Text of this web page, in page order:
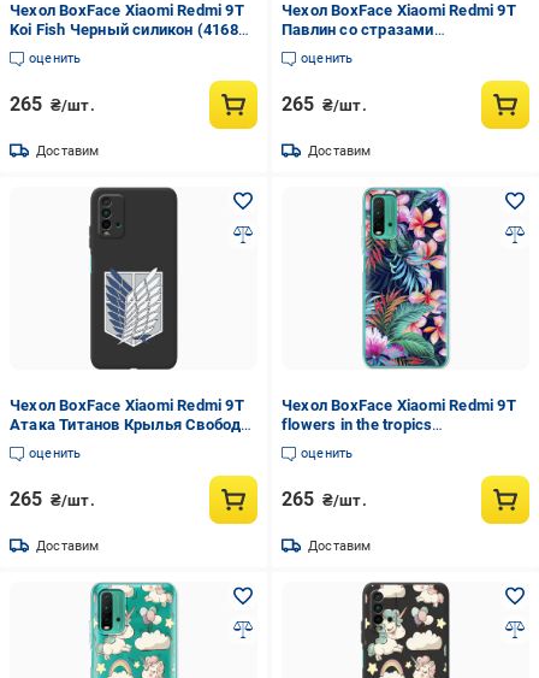
Чехол BoxFace Xiaomi Redmi 9T
Koi Fish Черный силикон (41685-
up2477-42106)
оценить
265 ₴/шт.
Доставим
Чехол BoxFace Xiaomi Redmi 9T
Павлин со стразами
Прозрачный силикон (41685-
rs7-41685)
оценить
265 ₴/шт.
Доставим
Чехол BoxFace Xiaomi Redmi 9T
Атака Титанов Крылья Свободы
Черный силикон (41685-bk88-
42106)
оценить
265 ₴/шт.
Доставим
Чехол BoxFace Xiaomi Redmi 9T
flowers in the tropics
Прозрачный силикон (41685-
up1971-41685)
оценить
265 ₴/шт.
Доставим